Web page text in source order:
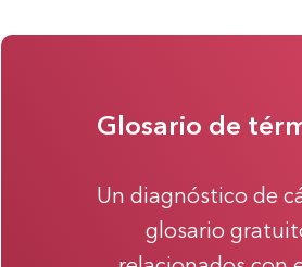
Glosario de
Un diagnóstico de
glosario